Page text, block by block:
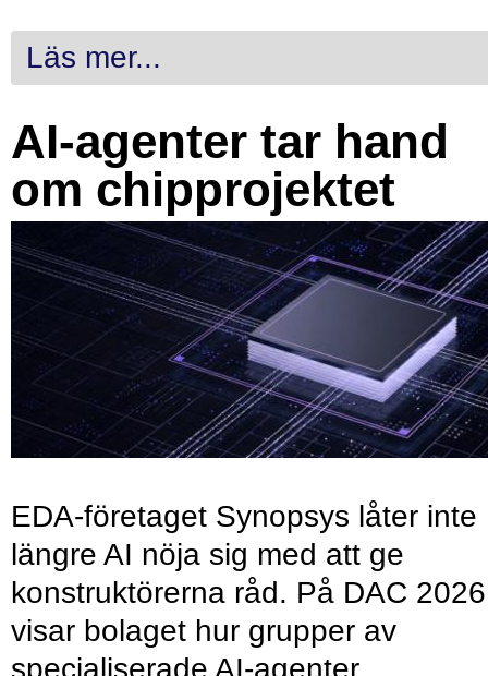
Läs mer...
AI-agenter tar hand
om chipprojektet
EDA-företaget Synopsys låter inte
längre AI nöja sig med att ge
konstruktörerna råd. På DAC 2026
visar bolaget hur grupper av